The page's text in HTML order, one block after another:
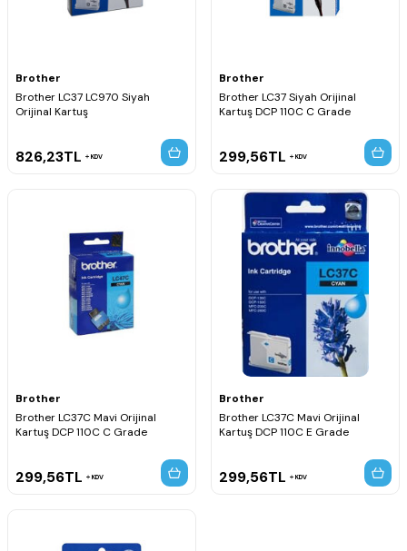
Brother
Brother LC37 LC970 Siyah
Orijinal Kartuş
826,23TL KDV
Brother
Brother LC37 Siyah Orijinal
Kartuş DCP 110C C Grade
299,56TL KDV
Brother
Brother LC37C Mavi Orijinal
Kartuş DCP 110C C Grade
299,56TL KDV
Brother
Brother LC37C Mavi Orijinal
Kartuş DCP 110C E Grade
299,56TL KDV